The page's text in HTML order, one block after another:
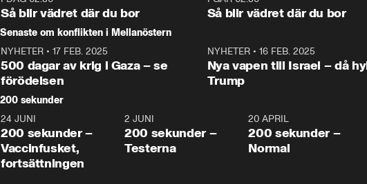
väljare till valet i höst.
Så blir vädret där du bor Så blir vädret där du bor
Senaste om konflikten i Mellanöstern
NYHETER • 17 FEB. 2025
500 dagar av krig i Gaza – se
förödelsen
NYHETER• 16 FEB. 2025
Nya vapen till Israel – då
Trump
200 sekunder
5:00
24 JUNI
200 sekunder –
Vaccinfusket,
fortsättningen
4:23
2 JUNI
200 sekunder –
Testerna
20 APRIL
200 sekunder –
Normal